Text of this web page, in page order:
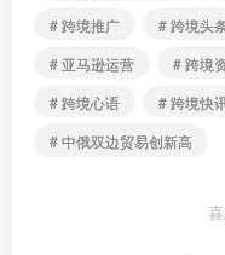
# 跨境推广
# 跨境头
# 亚马逊运营
# 跨境
# 跨境心语
# 跨境快
# 中俄双边贸易创新高